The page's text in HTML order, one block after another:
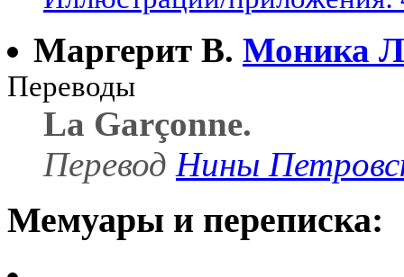
Маргерит В. Моника
Переводы
La Garçonne.
Перевод Нины
Мемуары и переписка: